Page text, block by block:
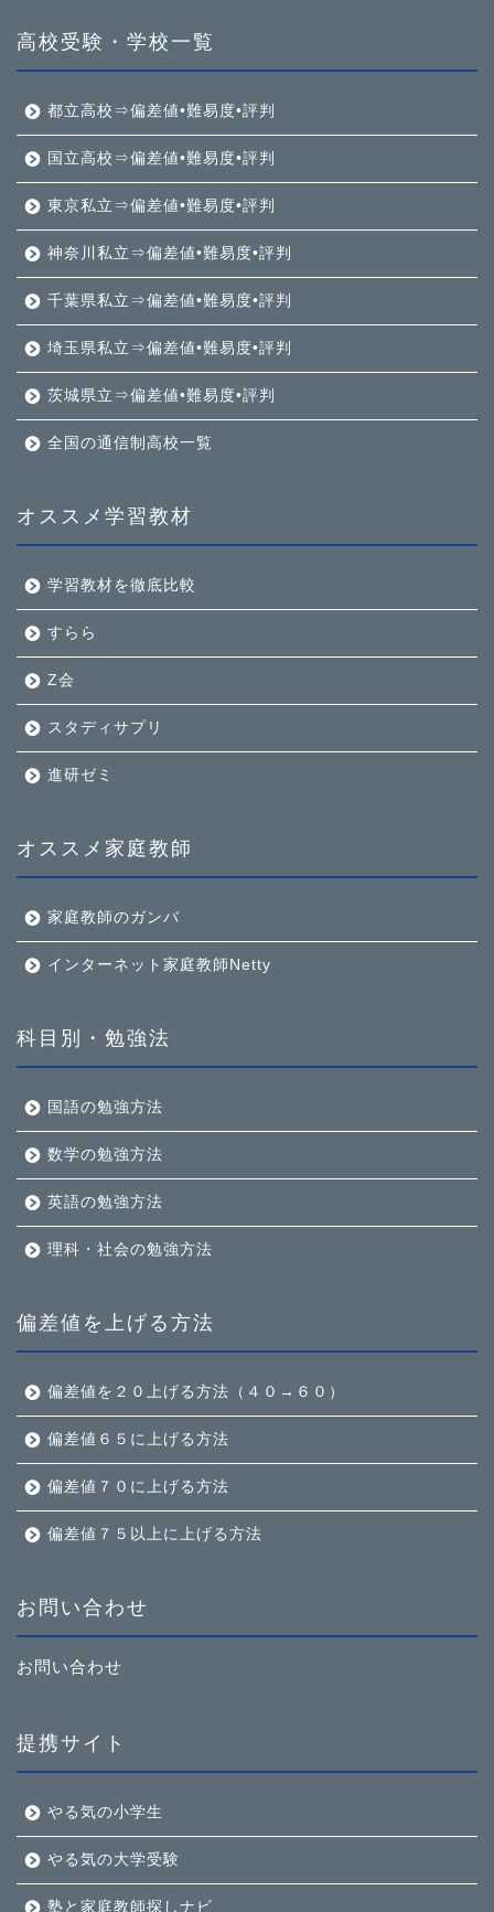
高校受験・学校一覧
都立高校⇒偏差値•難易度•評判
国立高校⇒偏差値•難易度•評判
東京私立⇒偏差値•難易度•評判
神奈川私立⇒偏差値•難易度•評判
千葉県私立⇒偏差値•難易度•評判
埼玉県私立⇒偏差値•難易度•評判
茨城県立⇒偏差値•難易度•評判
全国の通信制高校一覧
オススメ学習教材
学習教材を徹底比較
すらら
Z会
スタディサプリ
進研ゼミ
オススメ家庭教師
家庭教師のガンバ
インターネット家庭教師Netty
科目別・勉強法
国語の勉強方法
数学の勉強方法
英語の勉強方法
理科・社会の勉強方法
偏差値を上げる方法
偏差値を２０上げる方法（４０→６０）
偏差値６５に上げる方法
偏差値７０に上げる方法
偏差値７５以上に上げる方法
お問い合わせ
お問い合わせ
提携サイト
やる気の小学生
やる気の大学受験
塾と家庭教師探しナビ